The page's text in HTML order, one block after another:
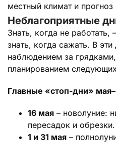
местный климат и
Неблагоприятные
Знать, когда не
знать, когда сажать. В
наблюдением за
планированием
Главные «стоп-дни»
16 мая – новолуние:
пересадок и обрезки.
1 и 31 мая –